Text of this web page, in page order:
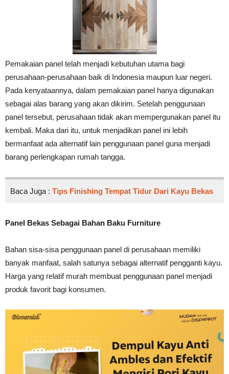
Pemakaian panel telah menjadi kebutuhan utama bagi
perusahaan-perusahaan baik di Indonesia maupun luar negeri.
Pada kenyataannya, dalam pemakaian panel hanya digunakan
sebagai alas barang yang akan dikirim. Setelah penggunaan
panel tersebut, perusahaan tidak akan mempergunakan panel itu
kembali. Maka dari itu, untuk menjadikan panel ini lebih
bermanfaat ada alternatif lain penggunaan panel guna menjadi
barang perlengkapan rumah tangga.
Baca Juga : Tips Finishing Tempat Tidur Dari Kayu Bekas
Panel Bekas Sebagai Bahan Baku Furniture
Bahan sisa-sisa penggunaan panel di perusahaan memiliki
banyak manfaat, salah satunya sebagai alternatif pengganti kayu.
Harga yang relatif murah membuat penggunaan panel menjadi
produk favorit bagi konsumen.